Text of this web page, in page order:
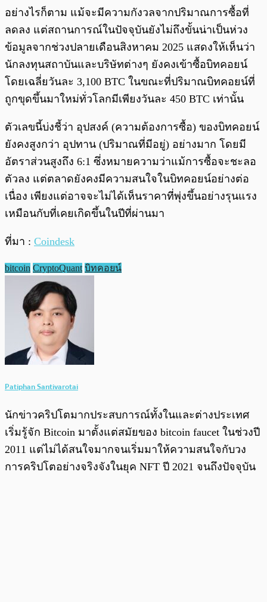
อย่างไรก็ตาม แม้จะมีความกังวลจากปริมาณการซื้อที่
ลดลง แต่สถานการณ์ในปัจจุบันยังไม่ถึงขั้นน่าเป็นห่วง
ข้อมูลจากช่วงปลายเดือนสิงหาคม 2025 แสดงให้เห็นว่า
นักลงทุนสถาบันและบริษัทต่างๆ ยังคงเข้าซื้อบิทคอยน์
โดยเฉลี่ยวันละ 3,100 BTC ในขณะที่ปริมาณบิทคอยน์ที่
ถูกขุดขึ้นมาใหม่ทั่วโลกมีเพียงวันละ 450 BTC เท่านั้น
ตัวเลขนี้บ่งชี้ว่า อุปสงค์ (ความต้องการซื้อ) ของบิทคอยน์
ยังคงสูงกว่า อุปทาน (ปริมาณที่มีอยู่) อย่างมาก โดยมี
อัตราส่วนสูงถึง 6:1 ซึ่งหมายความว่าแม้การซื้อจะชะลอ
ตัวลง แต่ตลาดยังคงมีความสนใจในบิทคอยน์อย่างต่อ
เนื่อง เพียงแต่อาจจะไม่ได้เห็นราคาที่พุ่งขึ้นอย่างรุนแรง
เหมือนกับที่เคยเกิดขึ้นในปีที่ผ่านมา
ที่มา : Coindesk
bitcoin CryptoQuant บิทคอยน์
Patiphan Santivarotai
นักข่าวคริปโตมากประสบการณ์ทั้งในและต่างประเทศ
เริ่มรู้จัก Bitcoin มาตั้งแต่สมัยของ bitcoin faucet ในช่วงปี
2011 แต่ไม่ได้สนใจมากจนเริ่มมาให้ความสนใจกับวง
การคริปโตอย่างจริงจังในยุค NFT ปี 2021 จนถึงปัจจุบัน